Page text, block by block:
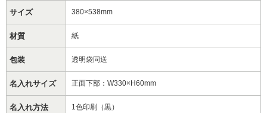
サイズ 380×538mm
材質 紙
包装 透明袋同送
名入れサイズ 正面下部：W330×H60mm
名入れ方法 1色印刷（黒）